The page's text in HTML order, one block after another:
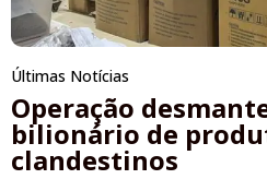
Últimas Notícias
Operação
bilionário de
clandestinos